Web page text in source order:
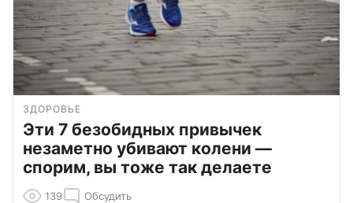
ЗДОРОВЬЕ
Эти 7 безобидных привычек
незаметно убивают колени —
спорим, вы тоже так делаете
139 Обсудить